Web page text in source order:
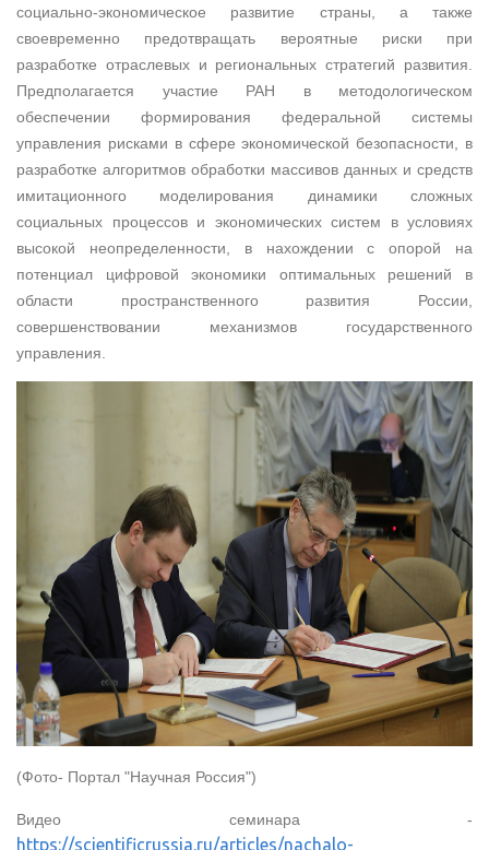
социально-экономическое развитие страны, а также
своевременно предотвращать вероятные риски при
разработке отраслевых и региональных стратегий развития.
Предполагается участие РАН в методологическом
обеспечении формирования федеральной системы
управления рисками в сфере экономической безопасности, в
разработке алгоритмов обработки массивов данных и средств
имитационного моделирования динамики сложных
социальных процессов и экономических систем в условиях
высокой неопределенности, в нахождении с опорой на
потенциал цифровой экономики оптимальных решений в
области пространственного развития России,
совершенствовании механизмов государственного
управления.
(Фото- Портал "Научная Россия")
Видео семинара -
https://scientificrussia.ru/articles/nachalo-